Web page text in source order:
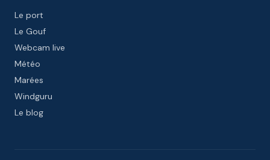
Le port
Le Gouf
Webcam live
Météo
Marées
Windguru
Le blog